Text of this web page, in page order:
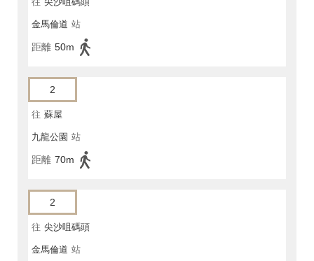
金馬倫道 站
距離 50m
2
往 蘇屋
九龍公園 站
距離 70m
2
往 尖沙咀碼頭
金馬倫道 站